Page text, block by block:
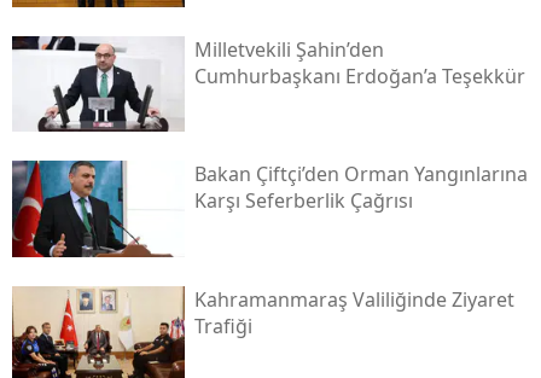
Milletvekili Şahin’den
Cumhurbaşkanı Erdoğan’a Teşekkür
Bakan Çiftçi’den Orman Yangınlarına
Karşı Seferberlik Çağrısı
Kahramanmaraş Valiliğinde Ziyaret
Trafiği